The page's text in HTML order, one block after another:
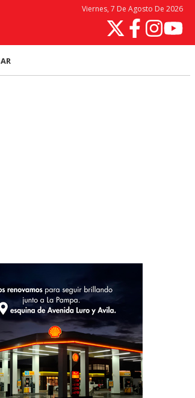
Viernes, 7 De Agosto De 2026